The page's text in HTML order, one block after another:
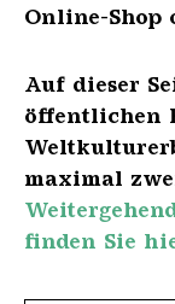
Online-Shop
Auf dieser
öffentlichen
maximal
finden Sie